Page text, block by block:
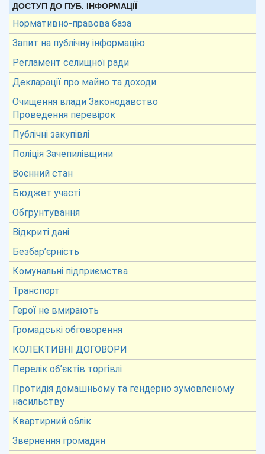
ДОСТУП ДО ПУБ. ІНФОРМАЦІЇ
Нормативно-правова база
Запит на публічну інформацію
Регламент селищної ради
Декларації про майно та доходи
Очищення влади Законодавство
Проведення перевірок
Публічні закупівлі
Поліція Зачепилівщини
Воєнний стан
Бюджет участі
Обгрунтування
Відкриті дані
Безбар’єрність
Комунальні підприємства
Транспорт
Герої не вмирають
Громадські обговорення
КОЛЕКТИВНІ ДОГОВОРИ
Перелік об’єктів торгівлі
Протидія домашньому та гендерно зумовленому
насильству
Квартирний облік
Звернення громадян